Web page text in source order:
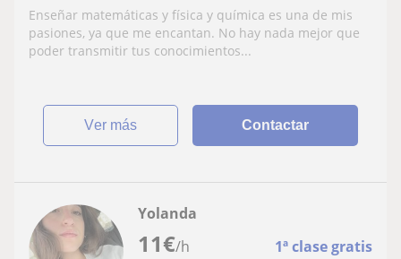
Enseñar matemáticas y física y química es una de mis
pasiones, ya que me encantan. No hay nada mejor que
poder transmitir tus conocimientos...
ver más Contactar
11€/h 1ª clase gratis
Yolanda